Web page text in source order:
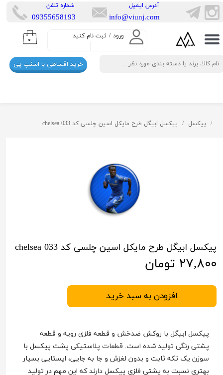
ورود / ثبت نام کنید
حساب کاربری من
تغییر گذر واژه
سفارشات
۰
​شماره تلفن
​​09355658193
​آدرس ایمیل
info@viunj.com
خرید اقساطی با اسنپ پی
پیکسل پیکسل ابیگل طرح مایکل اسین چلسی کد chelsea 033
پیکسل ابیگل طرح مایکل اسین چلسی کد chelsea 033
۲۷,۸۰۰ تومان
افزودن به سبد خرید
پیکسل ابیگل با روکش ضدخش و قطعه فلزی رویه و قطعه
پشتی رنگی تولید شده است. قطعات پلاستیکی پشت پیکسل با
سوزن یک تکه ثابت و بدون لغزش و جا به جایی، ایستایی بسیار
بهتری نسبت به پشتی فلزی پیکسل دارند که این مهم در تولید